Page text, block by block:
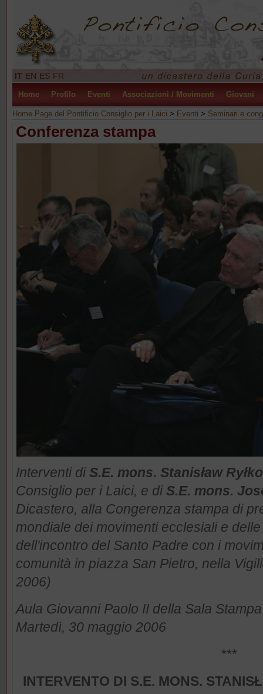
IT EN ES FR
Home Profilo Eventi Associazioni / Movimenti Giovani
Home Page del Pontificio Consiglio per i Laici > Eventi > Seminari e
Conferenza stampa
Interventi diS.E. mons. Stanisław Ryłko
Consiglio per i Laici, e diS.E. mons.
Dicastero, alla Congerenza stampa di
mondiale dei movimenti ecclesiali e
dell'incontro del Santo Padre con i
comunità in piazza San Pietro, nella
2006)
Aula Giovanni Paolo II della Sala
Martedì, 30 maggio 2006
***
INTERVENTO DI S.E. MONS.